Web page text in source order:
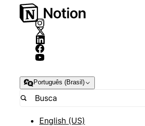
Português (Brasil)
English (US)